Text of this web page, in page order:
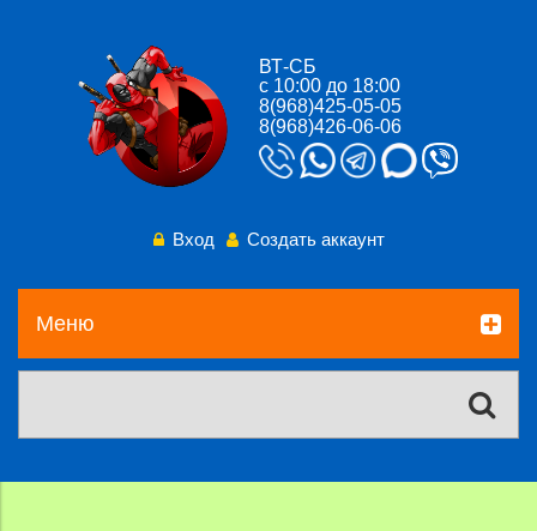
ВТ-СБ
с 10:00 до 18:00
8(968)425-05-05
8(968)426-06-06
Вход Создать аккаунт
Меню